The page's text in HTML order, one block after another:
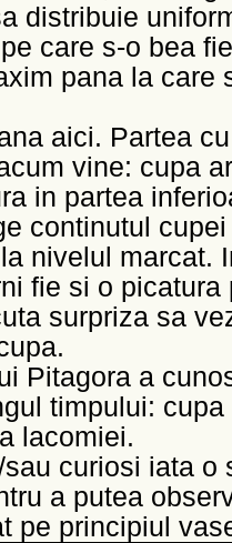
distribuie
care s-o bea
pana la care
aici. Partea
vine: cupa
in partea
continutul
nivelul marcat.
fie si o
surpriza sa
Pitagora a
timpului:
lacomiei.
curiosi iata o
a putea
pe principiul